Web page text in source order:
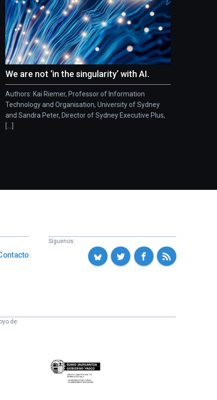
We are not ‘in the singularity’ with AI.
Authors: Kai Riemer, Professor of Information
Technology and Organisation, University of Sydney
and Sandra Peter, Director of Sydney Executive Plus,
[...]
Síguenos:
de:
Eusko
Jaurlaritza